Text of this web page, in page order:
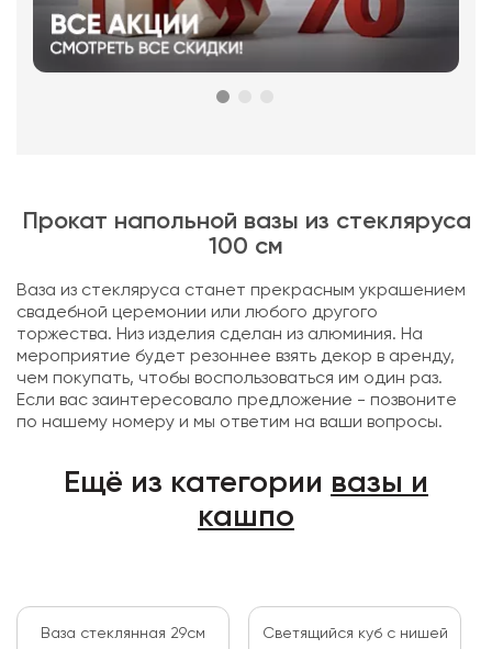
Прокат напольной вазы из стекляруса
100 см
Ваза из стекляруса станет прекрасным украшением
свадебной церемонии или любого другого
торжества. Низ изделия сделан из алюминия. На
мероприятие будет резоннее взять декор в аренду,
чем покупать, чтобы воспользоваться им один раз.
Если вас заинтересовало предложение - позвоните
по нашему номеру и мы ответим на ваши вопросы.
Ещё из категории вазы и
кашпо
Ваза стеклянная 29см Светящийся куб с нишей